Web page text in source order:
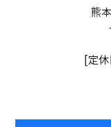
熊
[定休